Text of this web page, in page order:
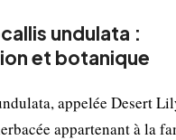
undulata :
et botanique
appelée Desert
appartenant à la